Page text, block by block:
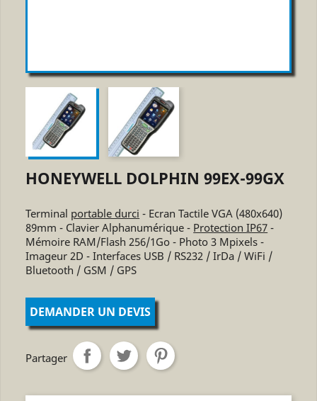
HONEYWELL DOLPHIN 99EX-99GX
Terminal portable durci - Ecran Tactile VGA (480x640)
89mm - Clavier Alphanumérique - Protection IP67 -
Mémoire RAM/Flash 256/1Go - Photo 3 Mpixels -
Imageur 2D - Interfaces USB / RS232 / IrDa / WiFi /
Bluetooth / GSM / GPS
DEMANDER UN DEVIS
Partager